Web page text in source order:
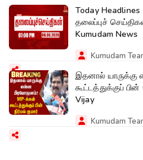
Today
தலைப்புச்
Kumudam News
Kumudam
இதனால் யாருக்கு
கூட்டத்துக்குப் பின்
Vijay
Kumudam